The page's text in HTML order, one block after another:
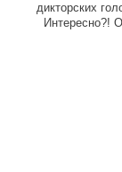
дикторских
Интересно?!